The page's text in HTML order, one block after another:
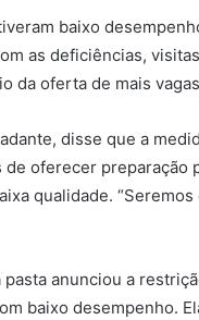
baixo
as deficiências,
da oferta de mais
disse que a
oferecer preparação
qualidade.
anunciou a
baixo desempenho.